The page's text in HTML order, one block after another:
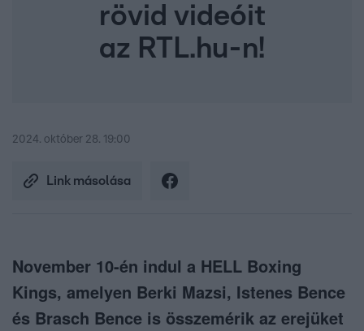
rövid videóit
az RTL.hu-n!
2024. október 28. 19:00
Link másolása
November 10-én indul a HELL Boxing
Kings, amelyen Berki Mazsi, Istenes Bence
és Brasch Bence is összemérik az erejüket